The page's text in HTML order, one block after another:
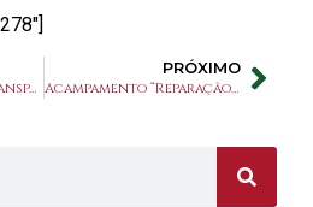
Estatuto garante transparência e bom funcionamento do Santuário São Judas Tadeu
PRÓXIMO
Acampamento “Reparação” oferece momentos de profunda reflexão à jovens do Santuário